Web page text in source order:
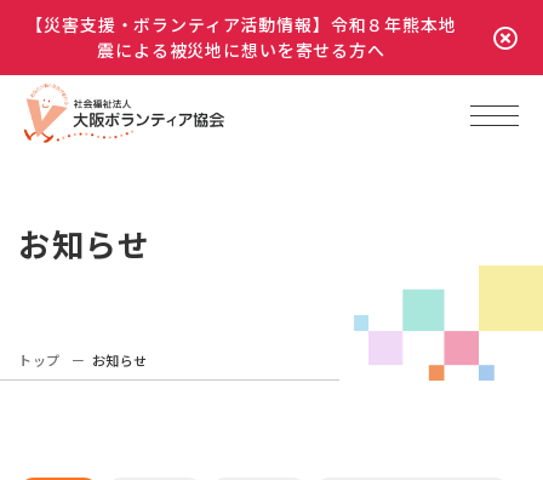
【災害支援・ボランティア活動情報】令和８年熊本地
震による被災地に想いを寄せる方へ
お知らせ
トップ お知らせ